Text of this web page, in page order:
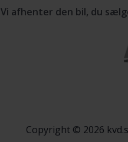
Vi afhenter den bil, du
Copyright © 2026